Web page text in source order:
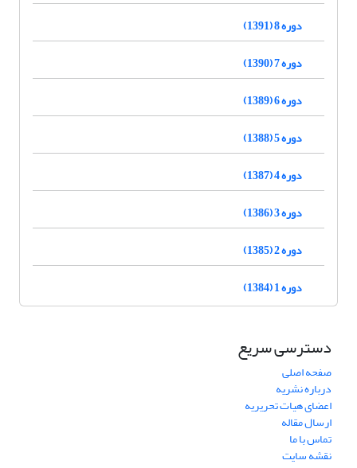
دوره 8 (1391)
دوره 7 (1390)
دوره 6 (1389)
دوره 5 (1388)
دوره 4 (1387)
دوره 3 (1386)
دوره 2 (1385)
دوره 1 (1384)
دسترسی سریع
صفحه اصلی
درباره نشریه
اعضای هیات تحریریه
ارسال مقاله
تماس با ما
نقشه سایت